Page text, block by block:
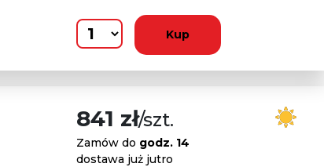
Kup
841 zł/szt.
Zamów do godz. 14
dostawa już jutro